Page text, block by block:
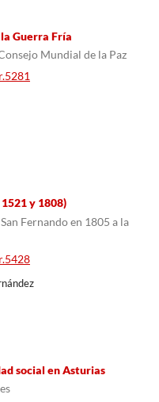
Guerra Fría
Mundial de la Paz
y 1808)
Fernando en 1805 a la
social en Asturias